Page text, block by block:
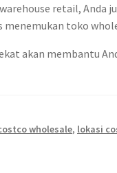
retail, Anda
menemukan toko
akan membantu
wholesale, lokasi